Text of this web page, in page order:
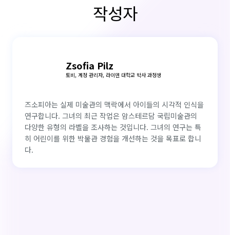
작성자
Zsofia Pilz
토비, 계정 관리자, 라이덴 대학교 박사 과정생
즈소피아는 실제 미술관의 맥락에서 아이들의 시각적 인식을
연구합니다. 그녀의 최근 작업은 암스테르담 국립미술관의
다양한 유형의 라벨을 조사하는 것입니다. 그녀의 연구는 특
히 어린이를 위한 박물관 경험을 개선하는 것을 목표로 합니
다.